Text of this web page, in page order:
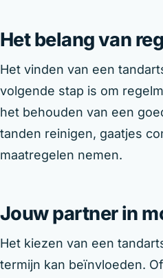
Het belang van
Het vinden van een
volgende stap is om
het behouden van een
tanden reinigen, gaatjes
maatregelen nemen.
Jouw partner in
Het kiezen van een
termijn kan beïnvloeden.